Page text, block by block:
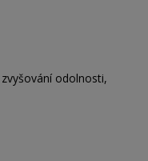
odolnosti,